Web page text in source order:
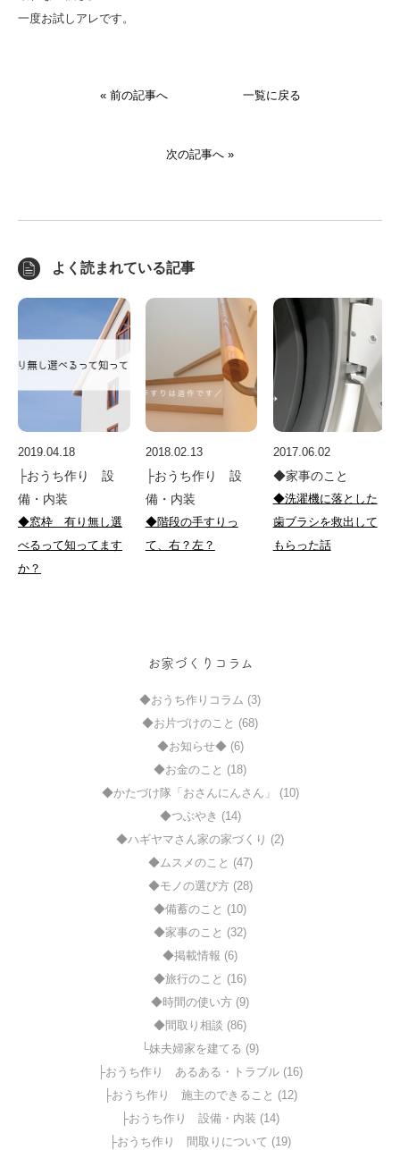
一度お試しアレです。
« 前の記事へ 一覧に戻る
次の記事へ »
よく読まれている記事
2019.04.18
├おうち作り 設
備・内装
◆窓枠 有り無し選
べるって知ってます
か？
2018.02.13
├おうち作り 設
備・内装
◆階段の手すりっ
て、右？左？
2017.06.02
◆家事のこと
◆洗濯機に落とした
歯ブラシを救出して
もらった話
お家づくりコラム
◆おうち作りコラム (3)
◆お片づけのこと (68)
◆お知らせ◆ (6)
◆お金のこと (18)
◆かたづけ隊「おさんにんさん」 (10)
◆つぶやき (14)
◆ハギヤマさん家の家づくり (2)
◆ムスメのこと (47)
◆モノの選び方 (28)
◆備蓄のこと (10)
◆家事のこと (32)
◆掲載情報 (6)
◆旅行のこと (16)
◆時間の使い方 (9)
◆間取り相談 (86)
└妹夫婦家を建てる (9)
├おうち作り あるある・トラブル (16)
├おうち作り 施主のできること (12)
├おうち作り 設備・内装 (14)
├おうち作り 間取りについて (19)